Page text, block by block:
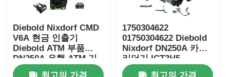
제품 소개
동영상
Diebold Nixdorf CMD
V6A 현금 인출기
Diebold ATM 부품
DN250A 은행 ATM 기
계 부품
1750304622
01750304622 Diebold
Nixdorf DN250A 카드
리더기 ICT3H5-
3AD2792 ATM 예비 부